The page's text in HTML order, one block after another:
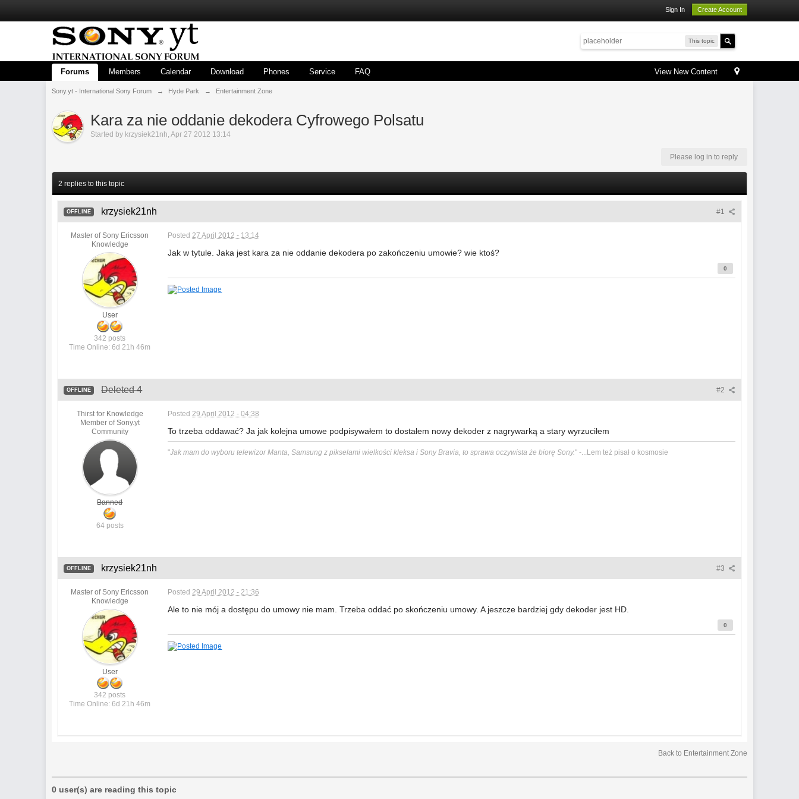
Sign In Create Account
This topic
View New Content
Forums Members Calendar Download Phones Service FAQ
Sony.yt - International Sony Forum → Hyde Park → Entertainment Zone
Kara za nie oddanie dekodera Cyfrowego Polsatu
Started by krzysiek21nh,Apr 27 2012 13:14
Please log in to reply
2 replies to this topic
#1
OFFLINE krzysiek21nh
Master of Sony Ericsson
Knowledge
User
342 posts
Time Online: 6d 21h 46m
Posted27 April 2012 - 13:14
Jak w tytule. Jaka jest kara za nie oddanie dekodera po zakończeniu umowie? wie ktoś?
0
#2
OFFLINE Deleted 4
Thirst for Knowledge
Member of Sony.yt
Community
Banned
64 posts
Posted29 April 2012 - 04:38
To trzeba oddawać? Ja jak kolejna umowe podpisywałem to dostałem nowy dekoder z nagrywarką a stary wyrzuciłem
"Jak mam do wyboru telewizor Manta, Samsung z pikselami wielkości kleksa i Sony Bravia, to sprawa oczywista że biorę Sony." -...Lem też pisał o kosmosie
#3
OFFLINE krzysiek21nh
Master of Sony Ericsson
Knowledge
User
342 posts
Time Online: 6d 21h 46m
Posted29 April 2012 - 21:36
Ale to nie mój a dostępu do umowy nie mam. Trzeba oddać po skończeniu umowy. A jeszcze bardziej gdy dekoder jest HD.
0
Back to Entertainment Zone
0 user(s) are reading this topic